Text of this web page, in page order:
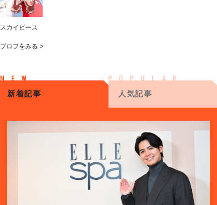
スカイピース
プロフをみる >
新着記事 人気記事